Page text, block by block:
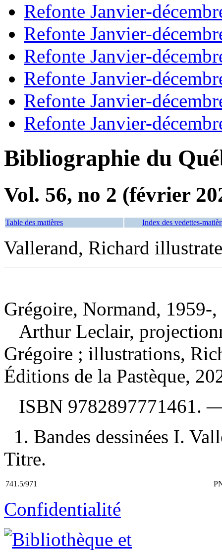
Refonte Janvier-
Refonte Janvier-
Refonte Janvier-
Refonte Janvier-
Refonte Janvier-
Refonte Janvier-
Bibliographie du
Vol. 56, no 2 (février
Table des matières Index des vedettes-
Vallerand, Richard
Grégoire, Normand, 1959-,
Arthur Leclair,
Grégoire ; illustrations,
Éditions de la Pastèque,
ISBN 9782897771461.
1. Bandes dessinées I.
Titre.
741.5/971
Confidentialité